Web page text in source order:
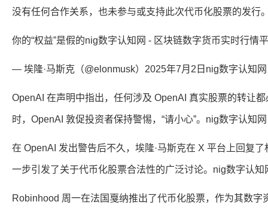
没有任何合作关系，也未参与或支持此次代币化股票的发行
你的“权益”是假的nig数字认知网 - 区块链数字货币实时行情
— 埃隆·马斯克（@elonmusk）2025年7月2日nig数字认知
OpenAI 在声明中指出，任何涉及 OpenAI 真实股票的转让
时，OpenAI 敦促投资者保持警惕，“请小心”。nig数字认知
在 OpenAI 发出警告后不久，埃隆·马斯克在 X 平台上回复了
一步引发了关于代币化股票合法性的广泛讨论。nig数字认
Robinhood 周一在法国戛纳推出了代币化股票，作为其数